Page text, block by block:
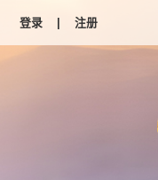
登录 | 注册